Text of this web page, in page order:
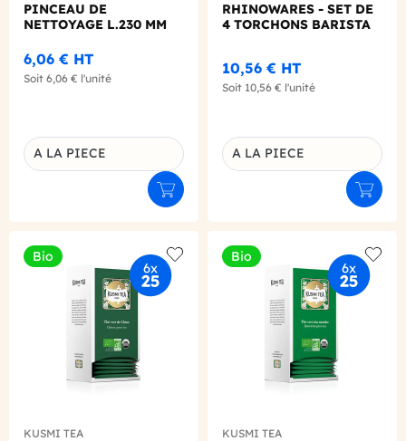
PINCEAU DE
NETTOYAGE L.230 MM
6,06 € HT
Soit 6,06 € l'unité
Déclinaison du produit
A LA PIECE
Ajouter au panier
RHINOWARES - SET DE
4 TORCHONS BARISTA
10,56 € HT
Soit 10,56 € l'unité
Déclinaison du produit
A LA PIECE
Bio
Add to wishlist
KUSMI TEA
Bio
Add
KUSMI TEA